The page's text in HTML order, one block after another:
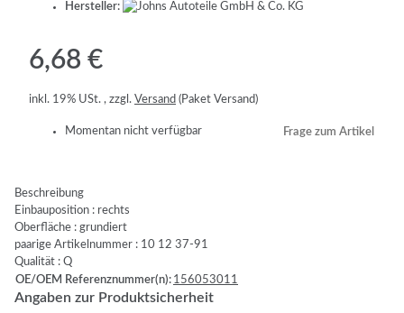
Hersteller:
6,68 €
inkl. 19% USt. , zzgl. Versand (Paket Versand)
Momentan nicht verfügbar Frage zum Artikel
Beschreibung
Einbauposition : rechts
Oberfläche : grundiert
paarige Artikelnummer : 10 12 37-91
Qualität : Q
OE/OEM Referenznummer(n): 156053011
Angaben zur Produktsicherheit